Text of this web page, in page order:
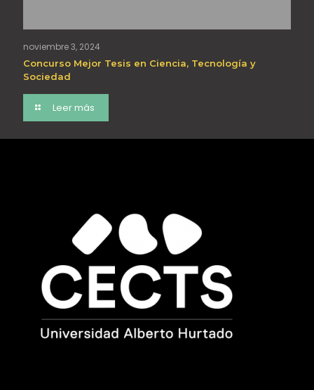
noviembre 3, 2024
Concurso Mejor Tesis en Ciencia, Tecnología y
Sociedad
Leer más